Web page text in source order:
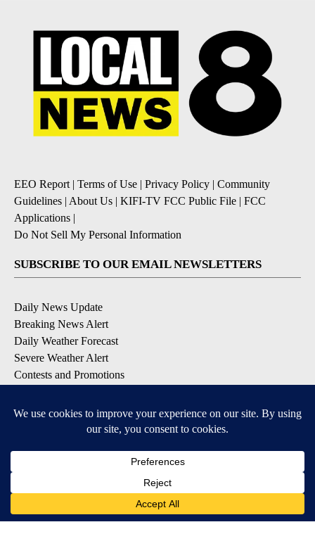
EEO Report| Terms of Use | Privacy Policy | Community
Guidelines | About Us | KIFI-TV FCC Public File | FCC
Applications |
Do Not Sell My Personal Information
SUBSCRIBE TO OUR EMAIL NEWSLETTERS
Daily News Update
Breaking News Alert
Daily Weather Forecast
Severe Weather Alert
Contests and Promotions